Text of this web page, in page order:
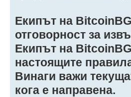
Екипът на
отговорност за
Екипът на
настоящите
Винаги важи
кога е направена.